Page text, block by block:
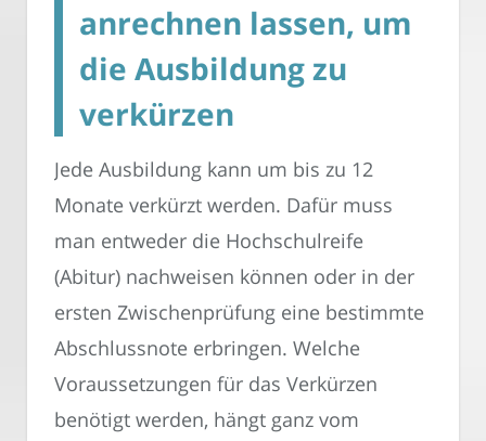
anrechnen lassen, um
die Ausbildung zu
verkürzen
Jede Ausbildung kann um bis zu 12
Monate verkürzt werden. Dafür muss
man entweder die Hochschulreife
(Abitur) nachweisen können oder in der
ersten Zwischenprüfung eine bestimmte
Abschlussnote erbringen. Welche
Voraussetzungen für das Verkürzen
benötigt werden, hängt ganz vom